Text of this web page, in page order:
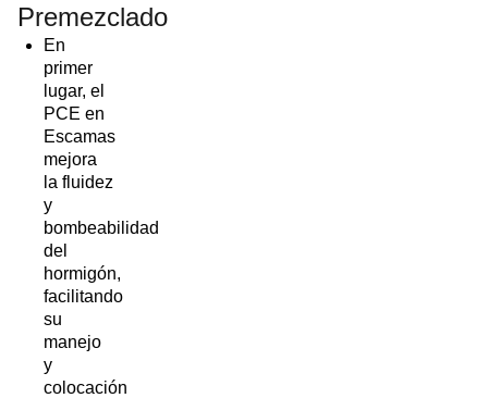
Premezclado
En
primer
lugar, el
PCE en
Escamas
mejora
la fluidez
y
bombeabilidad
del
hormigón,
facilitando
su
manejo
y
colocación